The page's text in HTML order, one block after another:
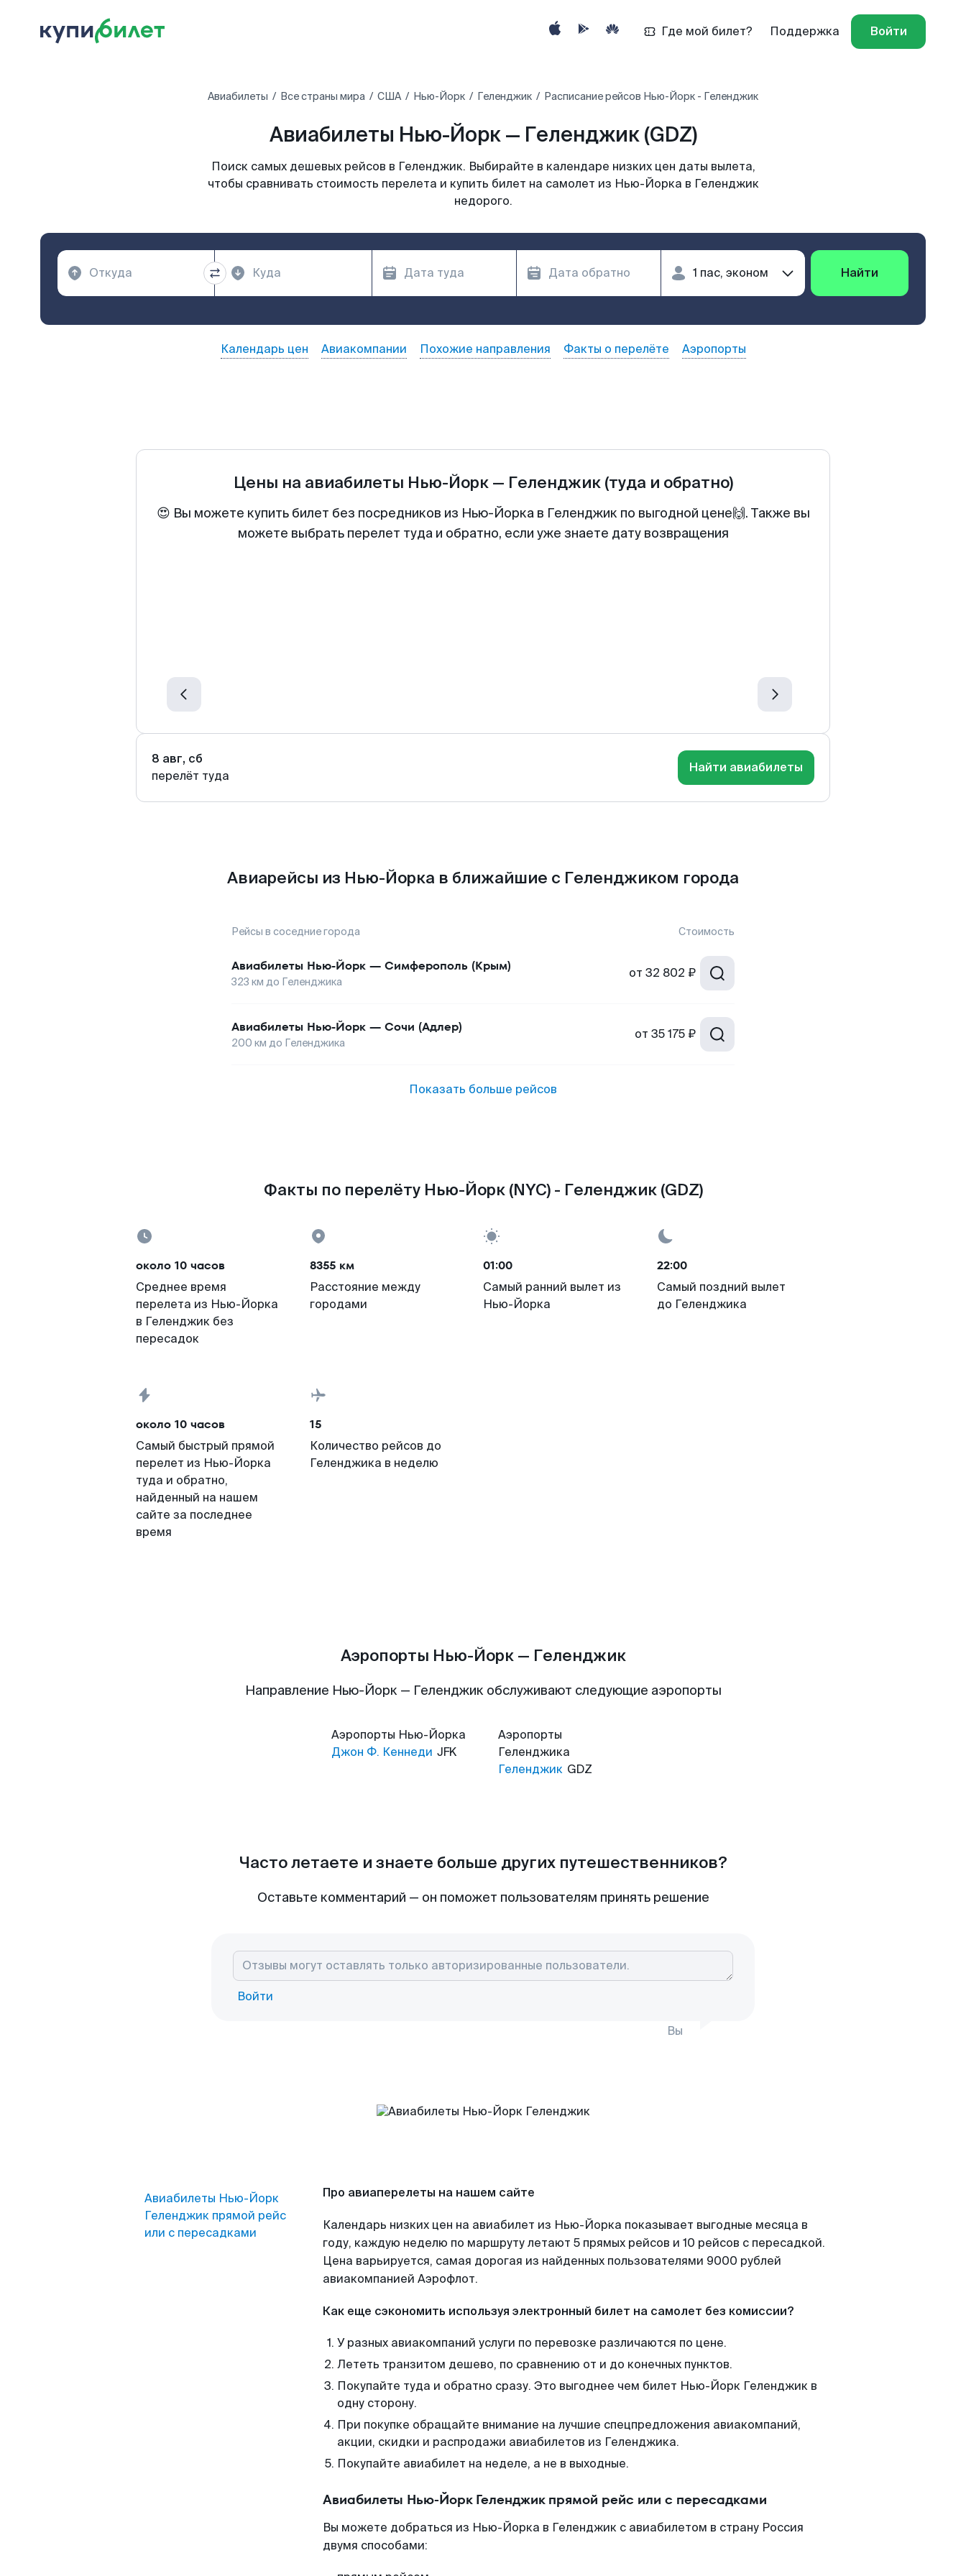
Где мой билет? Поддержка Войти
Авиабилеты Все страны мира США Нью-Йорк Геленджик Расписание рейсов Нью-Йорк - Геленджик
Авиабилеты Нью-Йорк — Геленджик (GDZ)
Поиск самых дешевых рейсов в Геленджик. Выбирайте в календаре низких цен даты вылета,
чтобы сравнивать стоимость перелета и купить билет на самолет из Нью-Йорка в Геленджик
недорого.
Найти
Календарь цен Авиакомпании Похожие направления Факты о перелёте Аэропорты
Цены на авиабилеты Нью-Йорк— Геленджик (туда и обратно)
😍 Вы можете купить билет без посредников из Нью-Йорка в Геленджик по выгодной цене🙌. Также вы
можете выбрать перелет туда и обратно, если уже знаете дату возвращения
8 авг, сб
перелёт туда
Найти авиабилеты
Авиарейсы из Нью-Йорка в ближайшие с Геленджиком города
Рейсы в соседние города Стоимость
Авиабилеты Нью-Йорк — Симферополь (Крым)
323 км до Геленджика
от 32 802 ₽
Авиабилеты Нью-Йорк — Сочи (Адлер)
200 км до Геленджика
от 35 175 ₽
Показать больше рейсов
Факты по перелёту Нью-Йорк (NYC) - Геленджик (GDZ)
около 10 часов
Среднее время
перелета из Нью-Йорка
в Геленджик без
пересадок
8355 км
Расстояние между
городами
01:00
Самый ранний вылет из
Нью-Йорка
22:00
Самый поздний вылет
до Геленджика
около 10 часов
Самый быстрый прямой
перелет из Нью-Йорка
туда и обратно,
найденный на нашем
сайте за последнее
время
15
Количество рейсов до
Геленджика в неделю
Аэропорты Нью-Йорк — Геленджик
Направление Нью-Йорк — Геленджик обслуживают следующие аэропорты
Аэропорты Нью-Йорка
Джон Ф. Кеннеди JFK
Аэропорты
Геленджика
Геленджик GDZ
Часто летаете и знаете больше других путешественников?
Оставьте комментарий — он поможет пользователям принять решение
Войти
Вы
Авиабилеты Нью-Йорк
Геленджик прямой рейс
или с пересадками
Про авиаперелеты на нашем сайте
Календарь низких цен на авиабилет из Нью-Йорка показывает выгодные месяца в
году, каждую неделю по маршруту летают 5 прямых рейсов и 10 рейсов с пересадкой.
Цена варьируется, самая дорогая из найденных пользователями 9000 рублей
авиакомпанией Аэрофлот.
Как еще сэкономить используя электронный билет на самолет без комиссии?
У разных авиакомпаний услуги по перевозке различаются по цене.
Лететь транзитом дешево, по сравнению от и до конечных пунктов.
Покупайте туда и обратно сразу. Это выгоднее чем билет Нью-Йорк Геленджик в
одну сторону.
При покупке обращайте внимание на лучшие спецпредложения авиакомпаний,
акции, скидки и распродажи авиабилетов из Геленджика.
Покупайте авиабилет на неделе, а не в выходные.
Авиабилеты Нью-Йорк Геленджик прямой рейс или с пересадками
Вы можете добраться из Нью-Йорка в Геленджик с авиабилетом в страну Россия
двумя способами: